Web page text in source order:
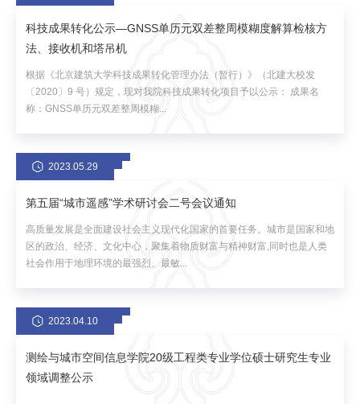
科技成果转化公示—GNSS单历元双差整周模糊度解算检核方
法、接收机和塔吊机
根据《北京建筑大学科技成果转化管理办法（暂行）》（北建大校发
〔2020〕9 号）规定，现对我院科技成果转化项目予以公示： 成果名
称：GNSS单历元双差整周模糊...
2023.05.29
第五届“城市遥感”学术研讨会二号会议通知
高质量发展是全面建设社会主义现代化国家的首要任务。城市是国家和地
区的政治、经济、文化中心，聚集着物质财富与精神财富,同时也是人类
社会作用于地理环境的最强烈、最敏...
2023.04.10
测绘与城市空间信息学院20级工程类专业学位硕士研究生专业
领域调整公示